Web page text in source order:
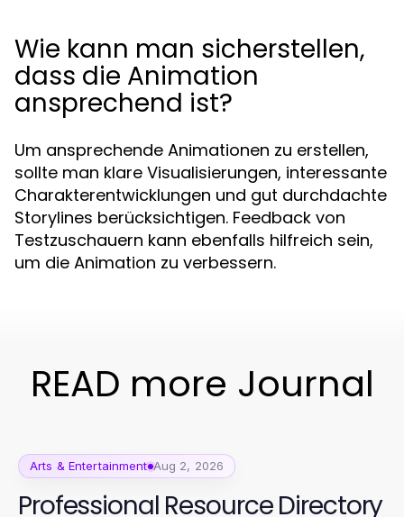
Wie kann man sicherstellen,
dass die Animation
ansprechend ist?
Um ansprechende Animationen zu erstellen,
sollte man klare Visualisierungen, interessante
Charakterentwicklungen und gut durchdachte
Storylines berücksichtigen. Feedback von
Testzuschauern kann ebenfalls hilfreich sein,
um die Animation zu verbessern.
READ more Journal
Arts & Entertainment Aug 2, 2026
Professional Resource Directory